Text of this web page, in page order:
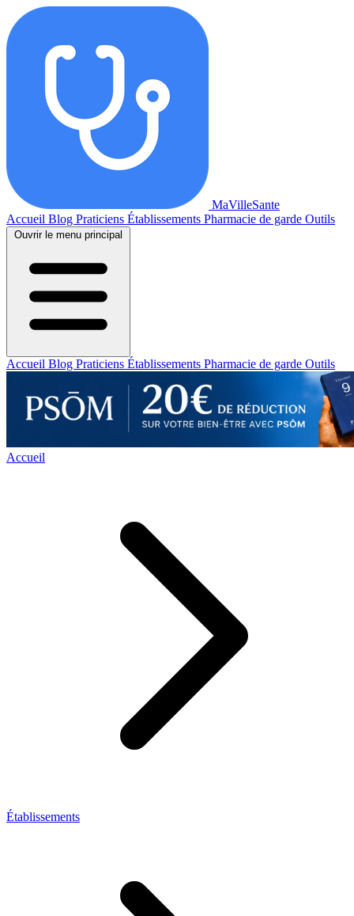
MaVilleSante
Accueil Blog Praticiens Établissements Pharmacie de garde Outils
Ouvrir le menu principal
Accueil Blog Praticiens Établissements Pharmacie de garde Outils
Accueil
Établissements